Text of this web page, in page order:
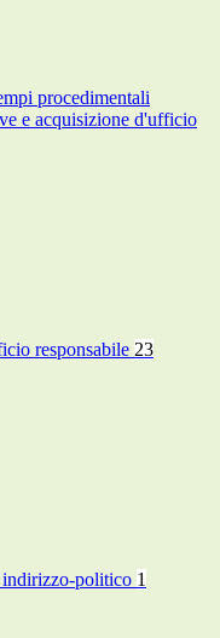
procedimentali
e acquisizione d'ufficio
responsabile 23
politico 1